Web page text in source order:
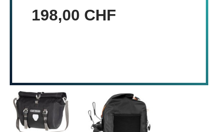
198,00 CHF